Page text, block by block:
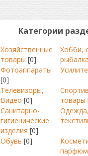
Категории
Хозяйственные
товары [0]
Хобби,
рыбалка
Фотоаппараты
[0]
Телевизоры,
Видео [0]
товары
Санитарно-
гигиенические
изделия [0]
Обувь [0]